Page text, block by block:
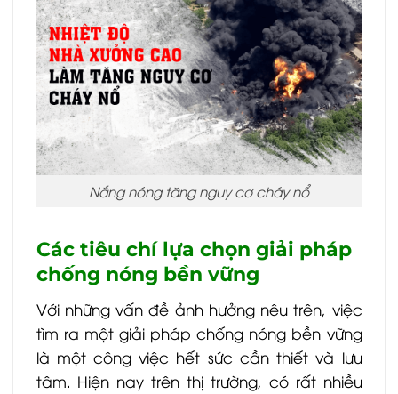
Nắng nóng tăng nguy cơ cháy nổ
Các tiêu chí lựa chọn giải pháp
chống nóng bền vững
Với những vấn đề ảnh hưởng nêu trên, việc
tìm ra một giải pháp chống nóng bền vững
là một công việc hết sức cần thiết và lưu
tâm. Hiện nay trên thị trường, có rất nhiều